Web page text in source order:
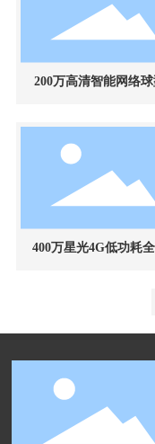
200万高清智能网络
400万星光4G低功耗